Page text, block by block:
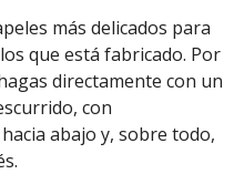
más delicados para
que está fabricado. Por
directamente con un
con
abajo y, sobre todo,